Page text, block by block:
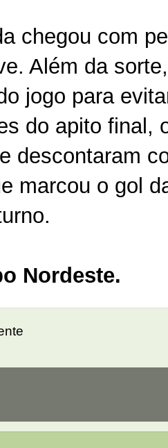
chegou com
Além da
jogo para
do apito final,
descontaram
marcou o gol
Nordeste.